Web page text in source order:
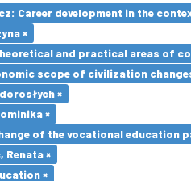
Career development in the
×
and practical areas of
scope of civilization
×
×
of the vocational education
×
×